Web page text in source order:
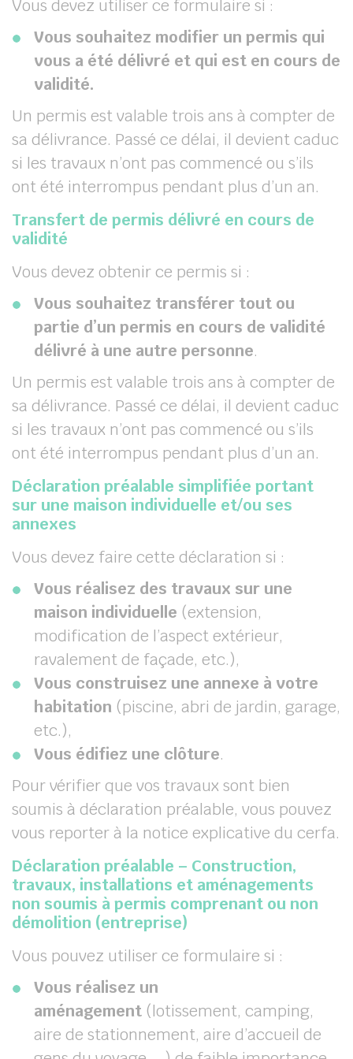
Vous devez utiliser ce formulaire si :
Vous souhaitez modifier un permis qui
vous a été délivré et qui est en cours de
validité.
Un permis est valable trois ans à compter de
sa délivrance. Passé ce délai, il devient caduc
si les travaux n’ont pas commencé ou s’ils
ont été interrompus pendant plus d’un an.
Transfert de permis délivré en cours de
validité
Vous devez obtenir ce permis si :
Vous souhaitez transférer tout ou
partie d’un permis en cours de validité
délivré à une autre personne.
Un permis est valable trois ans à compter de
sa délivrance. Passé ce délai, il devient caduc
si les travaux n’ont pas commencé ou s’ils
ont été interrompus pendant plus d’un an.
Déclaration préalable simplifiée portant
sur une maison individuelle et/ou ses
annexes
Vous devez faire cette déclaration si :
Vous réalisez des travaux sur une
maison individuelle (extension,
modification de l’aspect extérieur,
ravalement de façade, etc.),
Vous construisez une annexe à votre
habitation (piscine, abri de jardin, garage,
etc.),
Vous édifiez une clôture.
Pour vérifier que vos travaux sont bien
soumis à déclaration préalable, vous pouvez
vous reporter à la notice explicative du cerfa.
Déclaration préalable – Construction,
travaux, installations et aménagements
non soumis à permis comprenant ou non
démolition (entreprise)
Vous pouvez utiliser ce formulaire si :
Vous réalisez un
aménagement (lotissement, camping,
aire de stationnement, aire d’accueil de